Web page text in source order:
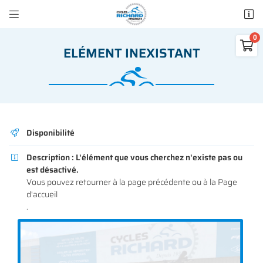
 
01 64 34 07 57

Adresse email de réception
Rafraîchir le captcha
ELÉMENT INEXISTANT
 Disponibilité
 Description : L'élément que vous cherchez n'existe pas ou
est désactivé.
Vous pouvezretourner à la page précédente ou à la Page
d'accueil
.